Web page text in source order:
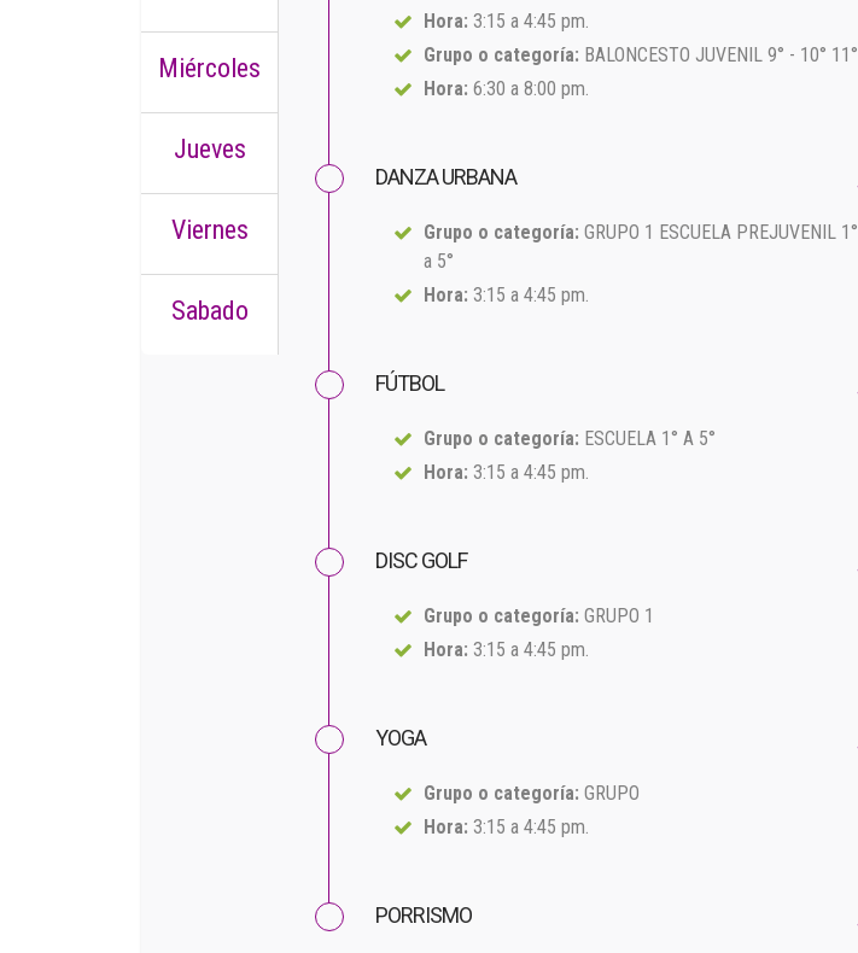
Miércoles
Jueves
Viernes
Sabado
Hora:3:15 a 4:45 pm.
Grupo o categoría: BALONCESTO JUVENIL 9° - 10° 11°
Hora:6:30 a 8:00 pm.
DANZA URBANA
Grupo o categoría:GRUPO 1 ESCUELA PREJUVENIL 1°
a 5°
Hora:3:15 a 4:45 pm.
FÚTBOL
Grupo o categoría: ESCUELA 1° A 5°
Hora:3:15 a 4:45 pm.
DISC GOLF
Grupo o categoría:GRUPO 1
Hora:3:15 a 4:45 pm.
YOGA
Grupo o categoría:GRUPO
Hora:3:15 a 4:45 pm.
PORRISMO